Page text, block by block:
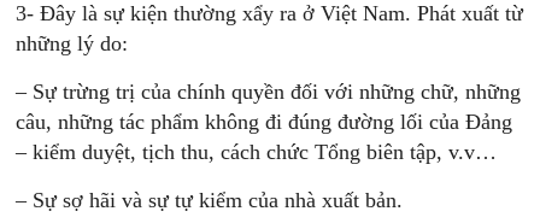
3- Đây là sự kiện thường xẩy ra ở Việt Nam. Phát xuất từ
những lý do:
– Sự trừng trị của chính quyền đối với những chữ, những
câu, những tác phẩm không đi đúng đường lối của Đảng
– kiểm duyệt, tịch thu, cách chức Tổng biên tập, v.v…
– Sự sợ hãi và sự tự kiểm của nhà xuất bản.